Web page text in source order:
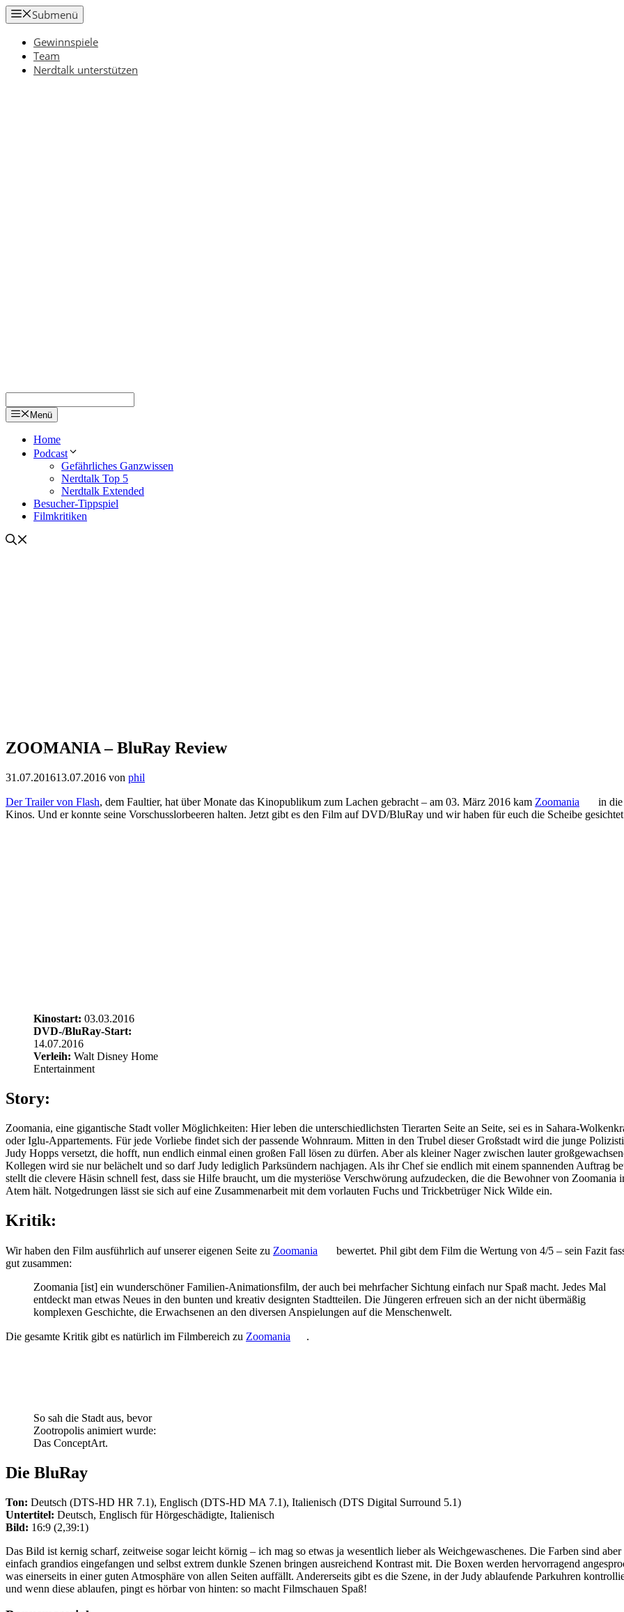
Zum
Inhalt
springen
Submenü
Gewinnspiele
Team
Nerdtalk unterstützen
Menü
Home
Podcast
Gefährliches Ganzwissen
Nerdtalk Top 5
Nerdtalk Extended
Besucher-Tippspiel
Filmkritiken
ZOOMANIA – BluRay Review
31.07.201613.07.2016 von phil
Der Trailer von Flash, dem Faultier, hat über Monate das Kinopublikum zum Lachen gebracht – am 03. März 2016 kam Zoomania
in die
Kinos. Und er konnte seine Vorschusslorbeeren halten. Jetzt gibt es den Film auf DVD/BluRay und wir haben für euch die Scheibe
Kinostart: 03.03.2016
DVD-/BluRay-Start:
14.07.2016
Verleih: Walt Disney Home
Entertainment
Story:
Zoomania, eine gigantische Stadt voller Möglichkeiten: Hier leben die unterschiedlichsten Tierarten Seite an Seite, sei es in Sahara-
oder Iglu-Appartements. Für jede Vorliebe findet sich der passende Wohnraum. Mitten in den Trubel dieser Großstadt wird die junge
Judy Hopps versetzt, die hofft, nun endlich einmal einen großen Fall lösen zu dürfen. Aber als kleiner Nager zwischen lauter
Kollegen wird sie nur belächelt und so darf Judy lediglich Parksündern nachjagen. Als ihr Chef sie endlich mit einem spannenden Auftrag
stellt die clevere Häsin schnell fest, dass sie Hilfe braucht, um die mysteriöse Verschwörung aufzudecken, die die Bewohner von Zoomania
Atem hält. Notgedrungen lässt sie sich auf eine Zusammenarbeit mit dem vorlauten Fuchs und Trickbetrüger Nick Wilde ein.
Kritik:
Wir haben den Film ausführlich auf unserer eigenen Seite zu Zoomania
bewertet. Phil gibt dem Film die Wertung von 4/5 – sein Fazit
gut zusammen:
Zoomania [ist] ein wunderschöner Familien-Animationsfilm, der auch bei mehrfacher Sichtung einfach nur Spaß macht. Jedes Mal
entdeckt man etwas Neues in den bunten und kreativ designten Stadtteilen. Die Jüngeren erfreuen sich an der nicht übermäßig
komplexen Geschichte, die Erwachsenen an den diversen Anspielungen auf die Menschenwelt.
Die gesamte Kritik gibt es natürlich im Filmbereich zu Zoomania .
So sah die Stadt aus, bevor
Zootropolis animiert wurde:
Das ConceptArt.
Die BluRay
Ton: Deutsch (DTS-HD HR 7.1), Englisch (DTS-HD MA 7.1), Italienisch (DTS Digital Surround 5.1)
Untertitel: Deutsch, Englisch für Hörgeschädigte, Italienisch
Bild: 16:9 (2,39:1)
Das Bild ist kernig scharf, zeitweise sogar leicht körnig – ich mag so etwas ja wesentlich lieber als Weichgewaschenes. Die Farben sind aber
einfach grandios eingefangen und selbst extrem dunkle Szenen bringen ausreichend Kontrast mit. Die Boxen werden hervorragend
was einerseits in einer guten Atmosphäre von allen Seiten auffällt. Andererseits gibt es die Szene, in der Judy ablaufende Parkuhren
und wenn diese ablaufen, pingt es hörbar von hinten: so macht Filmschauen Spaß!